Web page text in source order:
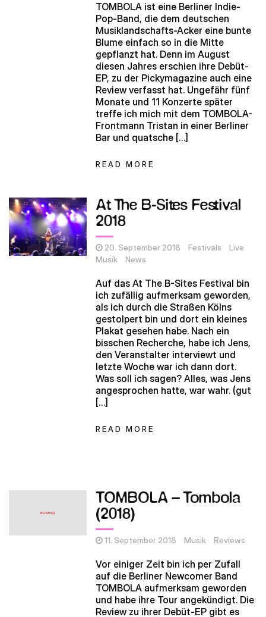
TOMBOLA ist eine Berliner Indie-
Pop-Band, die dem deutschen
Musiklandschafts-Acker eine bunte
Blume einfach so in die Mitte
gepflanzt hat. Denn im August
diesen Jahres erschien ihre Debüt-
EP, zu der Pickymagazine auch eine
Review verfasst hat. Ungefähr fünf
Monate und 11 Konzerte später
treffe ich mich mit dem TOMBOLA-
Frontmann Tristan in einer Berliner
Bar und quatsche […]
READ MORE
At The B-Sites Festival
2018
20. September 2018 Festivals
Live
Musik
News
Auf das At The B-Sites Festival bin
ich zufällig aufmerksam geworden,
als ich durch die Straßen Kölns
gestolpert bin und dort ein kleines
Plakat gesehen habe. Nach ein
bisschen Recherche, habe ich Jens,
den Veranstalter interviewt und
letzte Woche war ich dann dort.
Was soll ich sagen? Alles, was Jens
angesprochen hatte, war wahr. (gut
[…]
READ MORE
TOMBOLA – Tombola
(2018)
11. September 2018 Musik Reviews
Vor einiger Zeit bin ich per Zufall
auf die Berliner Newcomer Band
TOMBOLA aufmerksam geworden
und habe ihre Tour angekündigt. Die
Review zu ihrer Debüt-EP gibt es